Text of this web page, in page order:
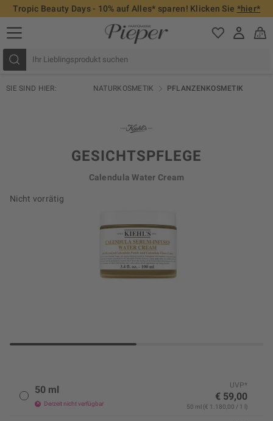
Tropic Beauty Days - 10% auf Alles* sparen! Klicken Sie *hier*
SIE SIND HIER: NATURKOSMETIK PFLANZENKOSMETIK
Nicht vorrätig
GESICHTSPFLEGE
Calendula Water Cream
50 ml
Derzeit nicht verfügbar
UVP*
€ 59,00
50 ml (€ 1.180,00 / 1 l)